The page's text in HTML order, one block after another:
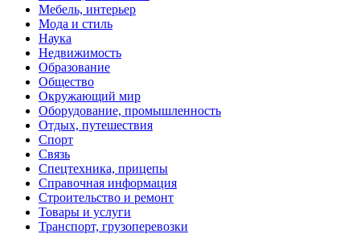
Мебель, интерьер
Мода и стиль
Наука
Недвижимость
Образование
Общество
Окружающий мир
Оборудование, промышленность
Отдых, путешествия
Спорт
Связь
Спецтехника, прицепы
Справочная информация
Строительство и ремонт
Товары и услуги
Транспорт, грузоперевозки